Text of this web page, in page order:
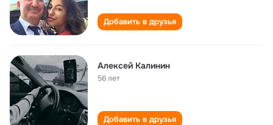
Добавить в друзья
Алексей Калинин
56 лет
Добавить в друзья